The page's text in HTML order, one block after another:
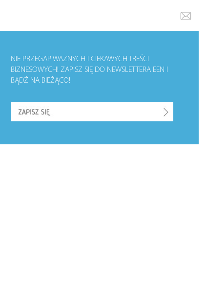
NIE PRZEGAP WAŻNYCH I CIEKAWYCH TREŚCI
BIZNESOWYCH! ZAPISZ SIĘ DO NEWSLETTERA EEN I
BĄDŹ NA BIEŻĄCO!